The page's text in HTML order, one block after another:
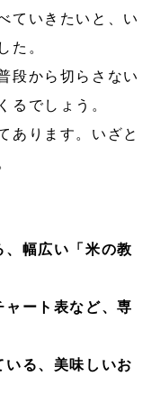
ていきたいと、い
た。
段から切らさない
るでしょう。
あります。いざと
幅広い「米の教
ート表など、専
る、美味しいお